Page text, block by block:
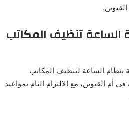
تنظيف المكاتب
بنظام الساعة لتنظيف المكاتب
أم القيوين، مع الالتزام التام بمواعيد